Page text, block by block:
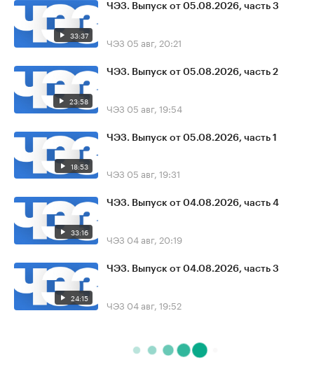
33:37
ЧЭЗ. Выпуск от 05.08.2026, часть 3
ЧЭЗ 05 авг, 20:21
23:58
ЧЭЗ. Выпуск от 05.08.2026, часть 2
ЧЭЗ 05 авг, 19:54
18:53
ЧЭЗ. Выпуск от 05.08.2026, часть 1
ЧЭЗ 05 авг, 19:31
33:16
ЧЭЗ. Выпуск от 04.08.2026, часть 4
ЧЭЗ 04 авг, 20:19
24:15
ЧЭЗ. Выпуск от 04.08.2026, часть 3
ЧЭЗ 04 авг, 19:52